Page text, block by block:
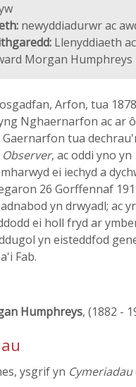
newyddiadurwr ac
Llenyddiaeth
Morgan Humphreys
Arfon, tua
Nghaernarfon ac ar
Gaernarfon tua
, ac oddi yno
ei iechyd a
26 Gorffennaf
yn drwyadl; ac
ei holl fryd ar
yn eisteddfod
Fab.
Humphreys, (1882 -
ysgrif yn Cymeriadau